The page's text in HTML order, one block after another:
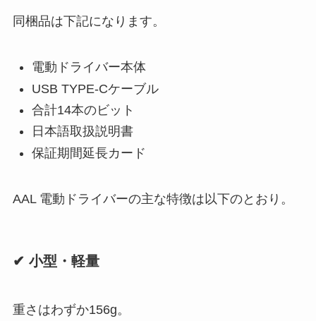
同梱品は下記になります。
電動ドライバー本体
USB TYPE-Cケーブル
合計14本のビット
日本語取扱説明書
保証期間延長カード
AAL 電動ドライバーの主な特徴は以下のとおり。
✔ 小型・軽量
重さはわずか156g。